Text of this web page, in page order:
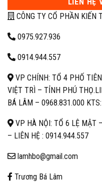
CÔNG TY CỔ PHẦN KIẾN
0975.927.936
0914.944.557
VP CHÍNH: TỔ 4 PHỐ
VIỆT TRÌ – TỈNH PHÚ THỌ.
BÁ LÂM – 0968.831.000
VP HÀ NỘI: TỔ 6 LỆ MẬT
– LIÊN HỆ : 0914.944.557
lamhbo@gmail.com
Trương Bá Lâm